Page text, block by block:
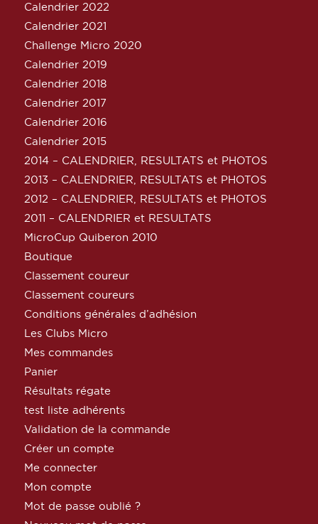
Calendrier 2022
Calendrier 2021
Challenge Micro 2020
Calendrier 2019
Calendrier 2018
Calendrier 2017
Calendrier 2016
Calendrier 2015
2014 – CALENDRIER, RESULTATS et PHOTOS
2013 – CALENDRIER, RESULTATS et PHOTOS
2012 – CALENDRIER, RESULTATS et PHOTOS
2011 – CALENDRIER et RESULTATS
MicroCup Quiberon 2010
Boutique
Classement coureur
Classement coureurs
Conditions générales d’adhésion
Les Clubs Micro
Mes commandes
Panier
Résultats régate
test liste adhérents
Validation de la commande
Créer un compte
Me connecter
Mon compte
Mot de passe oublié ?